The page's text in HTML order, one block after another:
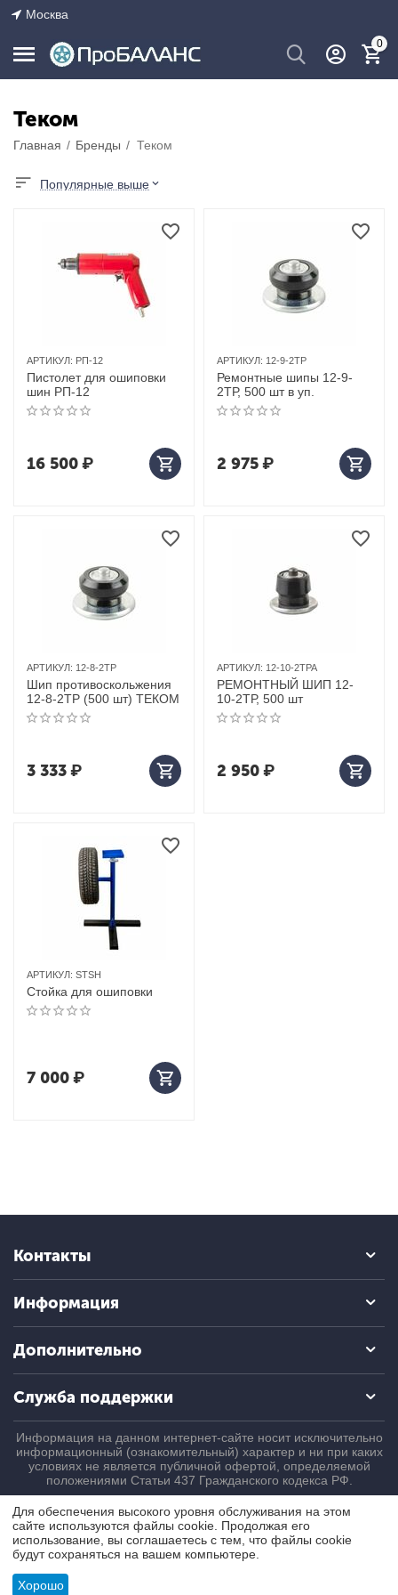
Москва
0
Теком
Главная / Бренды / Теком
Популярные выше
АРТИКУЛ: РП-12
Пистолет для ошиповки
шин РП-12
16 500₽
АРТИКУЛ: 12-9-2TP
Ремонтные шипы 12-9-
2ТР, 500 шт в уп.
2 975₽
АРТИКУЛ: 12-8-2ТР
Шип противоскольжения
12-8-2ТР (500 шт) ТЕКОМ
3 333₽
АРТИКУЛ: 12-10-2ТРА
РЕМОНТНЫЙ ШИП 12-
10-2ТР, 500 шт
2 950₽
АРТИКУЛ: STSH
Стойка для ошиповки
7 000₽
Контакты
Информация
Дополнительно
Служба поддержки
Информация на данном интернет-сайте носит исключительно
информационный (ознакомительный) характер и ни при каких
условиях не является публичной офертой, определяемой
положениями Статьи 437 Гражданского кодекса РФ.
© 2004 - 2026 ПроБаланс. Все права защищены.
Для обеспечения высокого уровня обслуживания на этом
сайте используются файлы cookie. Продолжая его
использование, вы соглашаетесь с тем, что файлы cookie
будут сохраняться на вашем компьютере.
Хорошо